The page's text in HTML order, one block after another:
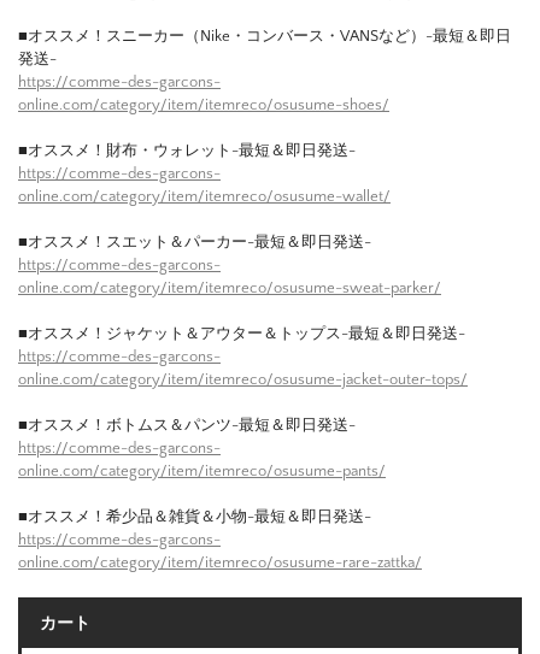
■オススメ！スニーカー（Nike・コンバース・VANSなど）-最短＆即日
発送-
https://comme-des-garcons-
online.com/category/item/itemreco/osusume-shoes/
■オススメ！財布・ウォレット-最短＆即日発送-
https://comme-des-garcons-
online.com/category/item/itemreco/osusume-wallet/
■オススメ！スエット＆パーカー-最短＆即日発送-
https://comme-des-garcons-
online.com/category/item/itemreco/osusume-sweat-parker/
■オススメ！ジャケット＆アウター＆トップス-最短＆即日発送-
https://comme-des-garcons-
online.com/category/item/itemreco/osusume-jacket-outer-tops/
■オススメ！ボトムス＆パンツ-最短＆即日発送-
https://comme-des-garcons-
online.com/category/item/itemreco/osusume-pants/
■オススメ！希少品＆雑貨＆小物-最短＆即日発送-
https://comme-des-garcons-
online.com/category/item/itemreco/osusume-rare-zattka/
カート